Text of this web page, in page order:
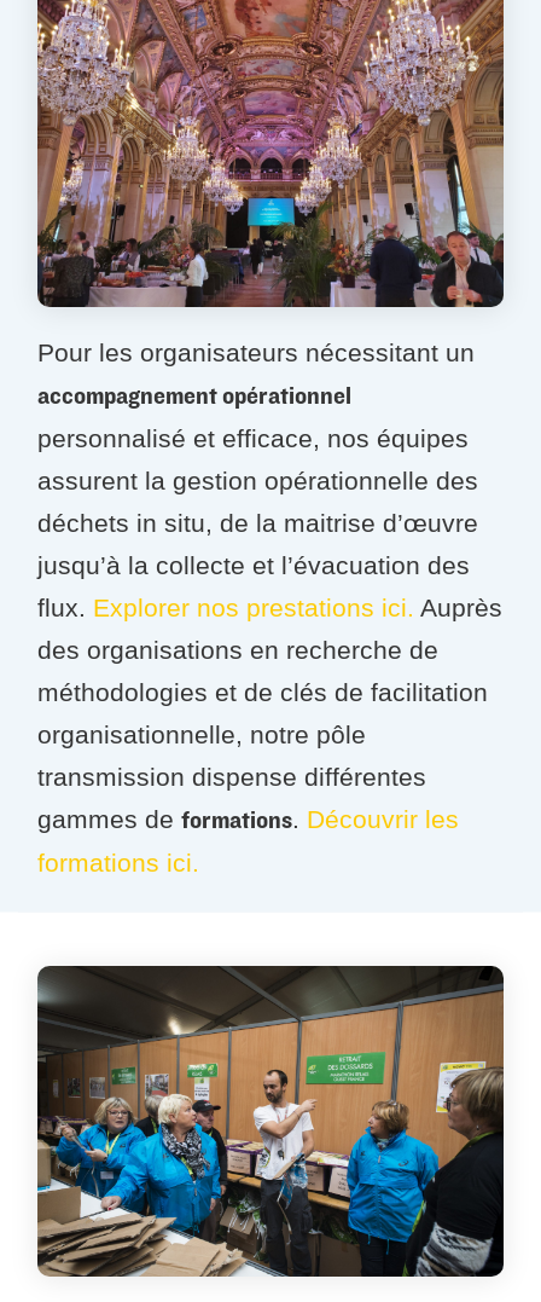
Pour les organisateurs nécessitant un
accompagnement opérationnel
personnalisé et efficace, nos équipes
assurent la gestion opérationnelle des
déchets in situ, de la maitrise d’œuvre
jusqu’à la collecte et l’évacuation des
flux. Explorer nos prestations ici. Auprès
des organisations en recherche de
méthodologies et de clés de facilitation
organisationnelle, notre pôle
transmission dispense différentes
gammes de formations
Découvrir les
formations ici.